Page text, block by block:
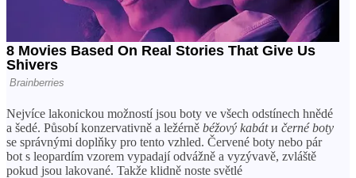
Nejvíce lakonickou možností jsou boty ve všech odstínech hnědé
a šedé. Působí konzervativně a ležérně béžový kabátи černé boty
se správnými doplňky pro tento vzhled. Červené boty nebo pár
bot s leopardím vzorem vypadají odvážně a vyzývavě, zvláště
pokud jsou lakované. Takže klidně noste světlé